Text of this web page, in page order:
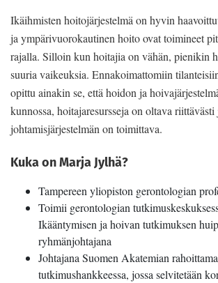
Ikäihmisten hoitojärjestelmä on hyvin
ja ympärivuorokautinen hoito ovat toimineet
rajalla. Silloin kun hoitajia on vähän, pienikin
suuria vaikeuksia. Ennakoimattomiin
opittu ainakin se, että hoidon ja
kunnossa, hoitajaresursseja on oltava
johtamisjärjestelmän on toimittava.
Kuka on Marja Jylhä?
Tampereen yliopiston gerontologian
Toimii gerontologian
Ikääntymisen ja hoivan tutkimuksen
ryhmänjohtajana
Johtajana Suomen Akatemian
tutkimushankkeessa, jossa selvitetään